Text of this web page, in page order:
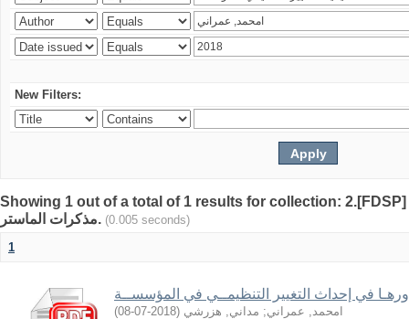
New Filters:
Showing 1 out of a total of 1 results for collection: 2.[FDSP]
مذكرات الماستر.
(0.005 seconds)
1
في إحداث التغيير التنظيمــي في المؤسســة
امحمد, عمراني; مداني, هزرشي (
2018-07-08
)